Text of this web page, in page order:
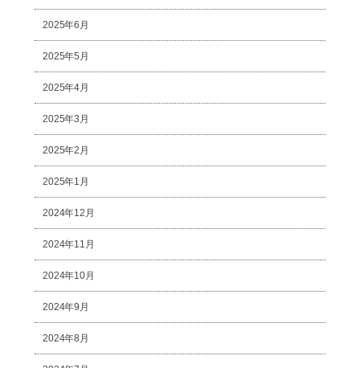
2025年6月
2025年5月
2025年4月
2025年3月
2025年2月
2025年1月
2024年12月
2024年11月
2024年10月
2024年9月
2024年8月